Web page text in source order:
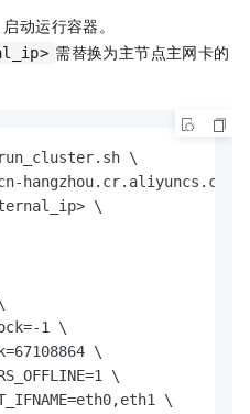
动运行容器。
需替换为主节点主网卡的
\
\
1 \
\
\
\